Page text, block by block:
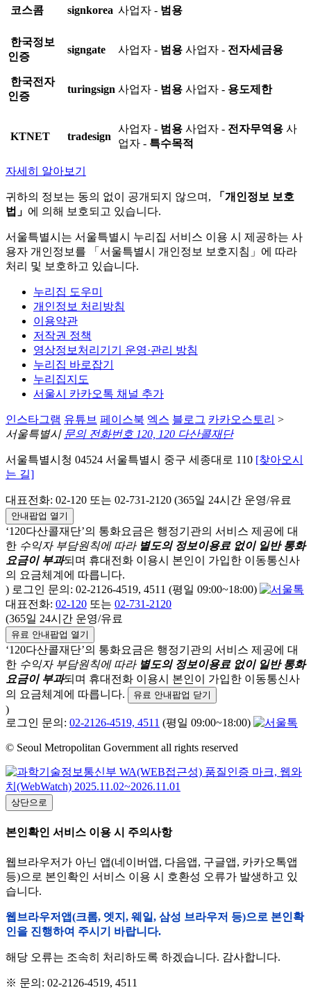
코스콤 signkorea 사업자 - 범용
한국정보
인증
signgate 사업자 - 범용 사업자 - 전자세금용
한국전자
인증
turingsign 사업자 - 범용 사업자 - 용도제한
KTNET tradesign
사업자 - 범용 사업자 - 전자무역용 사
업자 - 특수목적
자세히 알아보기
귀하의 정보는 동의 없이 공개되지 않으며,
「개인정보 보호
법」 에 의해 보호되고 있습니다.
서울특별시는 서울특별시 누리집 서비스 이용 시 제공하는 사
용자 개인정보를 「서울특별시 개인정보 보호지침」에 따라
처리 및 보호하고 있습니다.
누리집 도우미
개인정보 처리방침
이용약관
저작권 정책
영상정보처리기기 운영·관리 방침
누리집 바로잡기
누리집지도
서울시 카카오톡 채널 추가
인스타그램 유튜브 페이스북 엑스 블로그 카카오스토리 >
서울특별시 문의 전화번호 120, 120 다산콜재단
서울특별시청 04524 서울특별시 중구 세종대로 110 [찾아오시
는 길]
대표전화: 02-120 또는 02-731-2120 (365일 24시간 운영/유료
안내팝업 열기
‘120다산콜재단’의 통화요금은 행정기관의 서비스 제공에 대
한 수익자 부담원칙에 따라 별도의 정보이용료 없이 일반 통화
요금이 부과되며 휴대전화 이용시 본인이 가입한 이동통신사
의 요금체계에 따릅니다.
) 로그인 문의: 02-2126-4519, 4511 (평일 09:00~18:00)
대표전화: 02-120 또는 02-731-2120
(365일 24시간 운영/유료
유료 안내팝업 열기
‘120다산콜재단’의 통화요금은 행정기관의 서비스 제공에 대
한 수익자 부담원칙에 따라 별도의 정보이용료 없이 일반 통화
요금이 부과되며 휴대전화 이용시 본인이 가입한 이동통신사
의 요금체계에 따릅니다.
유료 안내팝업 닫기
)
로그인 문의: 02-2126-4519, 4511 (평일 09:00~18:00)
© Seoul Metropolitan Government all rights reserved
상단으로
본인확인 서비스 이용 시 주의사항
웹브라우저가 아닌 앱(네이버앱, 다음앱, 구글앱, 카카오톡앱
등)으로 본인확인 서비스 이용 시 호환성 오류가 발생하고 있
습니다.
웹브라우저앱(크롬, 엣지, 웨일, 삼성 브라우저 등)으로 본인확
인을 진행하여 주시기 바랍니다.
해당 오류는 조속히 처리하도록 하겠습니다. 감사합니다.
※ 문의: 02-2126-4519, 4511